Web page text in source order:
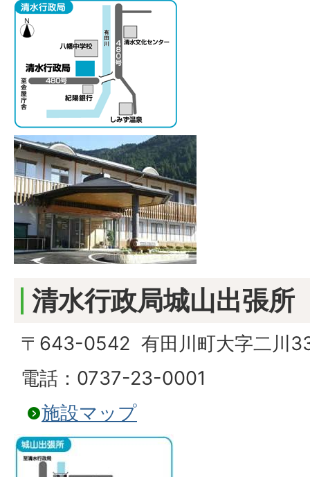
清水行政局城山出張所
〒643-0542 有田川町大字二川
電話：0737-23-0001
施設マップ